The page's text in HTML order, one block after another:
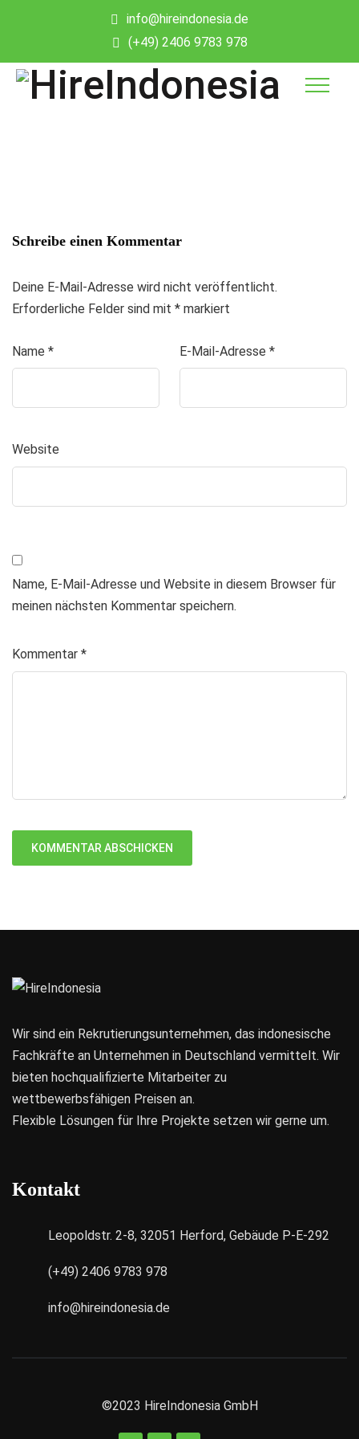
info@hireindonesia.de
(+49) 2406 9783 978
Schreibe einen Kommentar
Deine E-Mail-Adresse wird nicht veröffentlicht.
Erforderliche Felder sind mit * markiert
Name * E-Mail-Adresse *
Website
Name, E-Mail-Adresse und Website in diesem Browser für
meinen nächsten Kommentar speichern.
Kommentar *
Wir sind ein Rekrutierungsunternehmen, das indonesische
Fachkräfte an Unternehmen in Deutschland vermittelt. Wir
bieten hochqualifizierte Mitarbeiter zu
wettbewerbsfähigen Preisen an.
Flexible Lösungen für Ihre Projekte setzen wir gerne um.
Kontakt
Leopoldstr. 2-8, 32051 Herford, Gebäude P-E-292
(+49) 2406 9783 978
info@hireindonesia.de
©2023 HireIndonesia GmbH